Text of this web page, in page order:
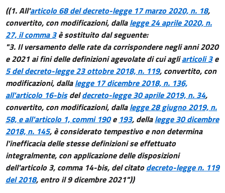
Capo IV
Misure finanziarie urgenti
14
15
15 bis
Capo V
Disposizioni finanziarie e finali
16
16 bis
16 ter
16 quater
16 quinquies
16 sexies
((1. All'articolo 68 del decreto-legge 17 marzo 2020, n. 18,
convertito, con modificazioni, dallalegge 24 aprile 2020, n.
27, il comma 3è sostituito dal seguente:
"3. Il versamento delle rate da corrispondere negli anni 2020
e 2021 ai fini delle definizioni agevolate di cui agliarticoli 3e
5 del decreto-legge 23 ottobre 2018, n. 119, convertito, con
modificazioni, dallalegge 17 dicembre 2018, n. 136,
all'articolo 16-bisdeldecreto-legge 30 aprile 2019, n. 34,
convertito, con modificazioni, dallalegge 28 giugno 2019, n.
58, e all'articolo 1, commi 190e 193, dellalegge 30 dicembre
2018, n. 145, è considerato tempestivo e non determina
l'inefficacia delle stesse definizioni se effettuato
integralmente, con applicazione delle disposizioni
dell'articolo 3, comma 14-bis, del citatodecreto-legge n. 119
del 2018, entro il 9 dicembre 2021"))